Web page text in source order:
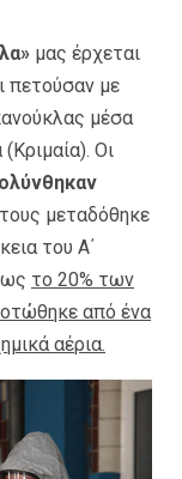
μας έρχεται
πετούσαν με
μέσα
Οι
μεταδόθηκε
του Α΄
το 20% των
από ένα
αέρια.